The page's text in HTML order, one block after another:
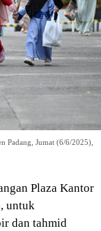
Padang, Jumat (6/6/2025),
Plaza Kantor
untuk
dan tahmid